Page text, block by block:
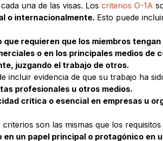
una de las visas. Los criterios O-1A
o internacionalmente. Esto puede
requieren que los miembros
o en los principales medios de
juzgando el trabajo de otros.
incluir evidencia de que su trabajo ha
profesionales u otros medios.
crítica o esencial en empresas u
son las mismas que los
un papel principal o protagónico en